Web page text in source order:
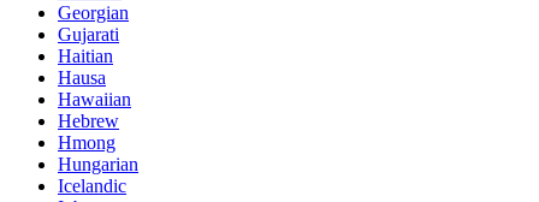
Georgian
Gujarati
Haitian
Hausa
Hawaiian
Hebrew
Hmong
Hungarian
Icelandic